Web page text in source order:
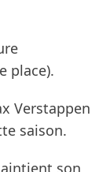
place).
Verstappen
saison.